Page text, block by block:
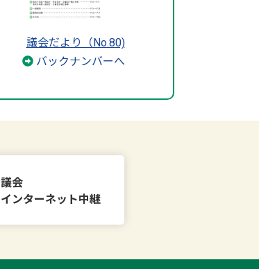
議会だより（No.80)
バックナンバーへ
議会
インターネット中継